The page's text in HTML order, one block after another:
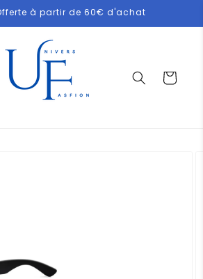
à partir de 60€ d'achat
Panier